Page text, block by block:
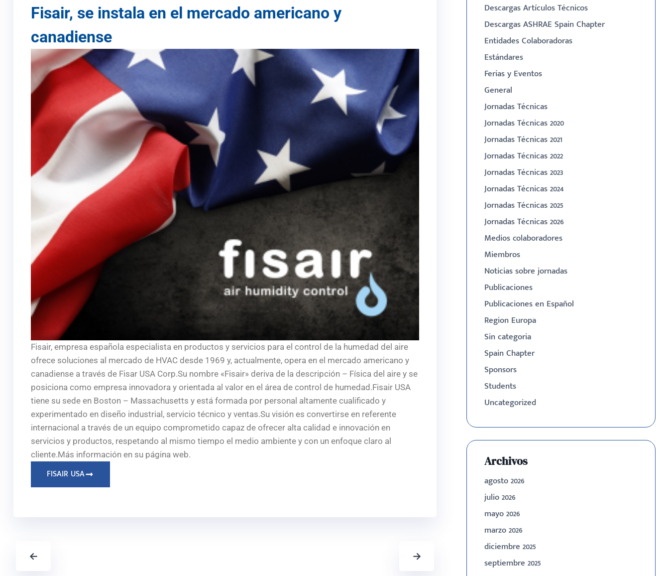
Fisair, se instala en el mercado americano y
canadiense
Fisair, empresa española especialista en productos y servicios para el control de la humedad del aire
ofrece soluciones al mercado de HVAC desde 1969 y, actualmente, opera en el mercado americano y
canadiense a través de Fisar USA Corp.Su nombre «Fisair» deriva de la descripción – Física del aire y se
posiciona como empresa innovadora y orientada al valor en el área de control de humedad.Fisair USA
tiene su sede en Boston – Massachusetts y está formada por personal altamente cualificado y
experimentado en diseño industrial, servicio técnico y ventas.Su visión es convertirse en referente
internacional a través de un equipo comprometido capaz de ofrecer alta calidad e innovación en
servicios y productos, respetando al mismo tiempo el medio ambiente y con un enfoque claro al
cliente.Más información en su página web.
FISAIR USA
← →
Descargas Artículos Técnicos
Descargas ASHRAE Spain Chapter
Entidades Colaboradoras
Estándares
Ferias y Eventos
General
Jornadas Técnicas
Jornadas Técnicas 2020
Jornadas Técnicas 2021
Jornadas Técnicas 2022
Jornadas Técnicas 2023
Jornadas Técnicas 2024
Jornadas Técnicas 2025
Jornadas Técnicas 2026
Medios colaboradores
Miembros
Noticias sobre jornadas
Publicaciones
Publicaciones en Español
Region Europa
Sin categoria
Spain Chapter
Sponsors
Students
Uncategorized
Archivos
agosto 2026
julio 2026
mayo 2026
marzo 2026
diciembre 2025
septiembre 2025